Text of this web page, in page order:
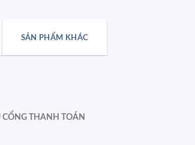
SẢN PHẨM KHÁC
CỔNG THANH TOÁN